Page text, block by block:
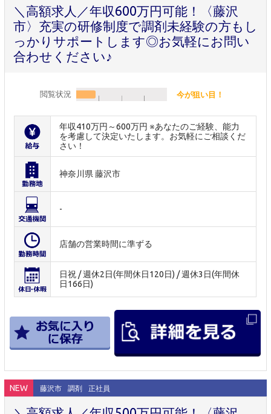
＼高額求人／年収600万円可能！〈藤沢
市〉充実の研修制度で調剤未経験の方もし
っかりサポートします◎お気軽にお問い
合わせください♪
閲覧状況 今が狙い目！
年収410万円～600万円 ※あなたのご経験、能力
を考慮して決定いたします。お気軽にご相談くだ
さい！
神奈川県 藤沢市
-
店舗の営業時間に準ずる
日祝 / 週休2日(年間休日120日) / 週休3日(年間休
日166日)
NEW 藤沢市 調剤 正社員